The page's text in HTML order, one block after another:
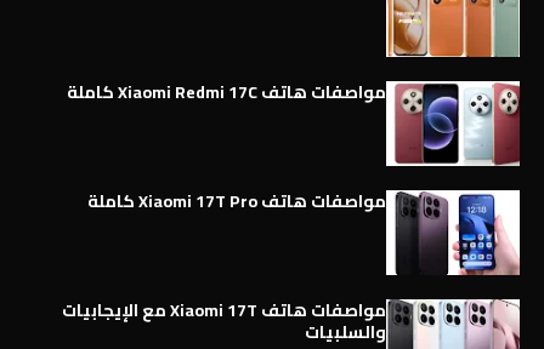
مواصفات هاتف Xiaomi Redmi 17C كاملة
مواصفات هاتف Xiaomi 17T Pro كاملة
مواصفات هاتف Xiaomi 17T مع الإيجابيات
والسلبيات